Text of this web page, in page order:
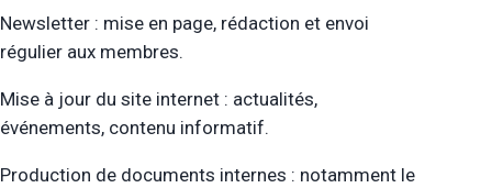
Newsletter : mise en page, rédaction et envoi
régulier aux membres.
Mise à jour du site internet : actualités,
événements, contenu informatif.
Production de documents internes : notamment le